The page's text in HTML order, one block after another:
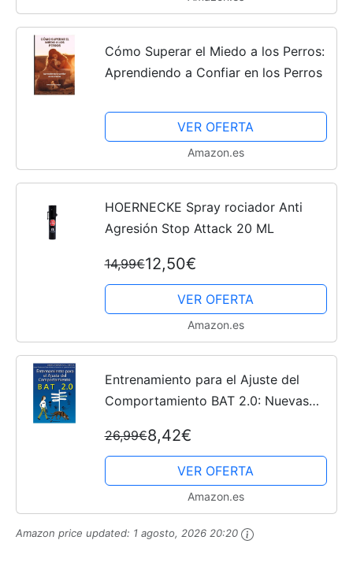
Cómo Superar el Miedo a los Perros:
Aprendiendo a Confiar en los Perros
VER OFERTA
Amazon.es
HOERNECKE Spray rociador Anti
Agresión Stop Attack 20 ML
14,99€12,50€
VER OFERTA
Amazon.es
Entrenamiento para el Ajuste del
Comportamiento BAT 2.0: Nuevas
Frustración y la Agresividad en
Perros
26,99€8,42€
VER OFERTA
Amazon.es
Amazon price updated: 1 agosto, 2026 20:20